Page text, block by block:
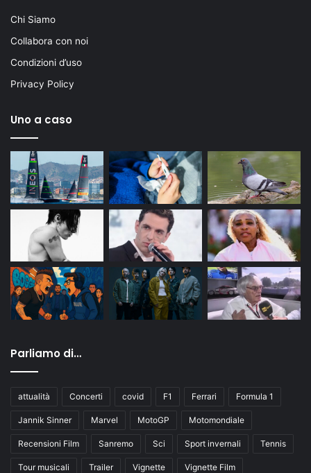
Chi Siamo
Collabora con noi
Condizioni d’uso
Privacy Policy
Uno a caso
Parliamo di…
attualità Concerti covid F1 Ferrari Formula 1
Jannik Sinner Marvel MotoGP Motomondiale
Recensioni Film Sanremo Sci Sport invernali Tennis
Tour musicali Trailer Vignette Vignette Film